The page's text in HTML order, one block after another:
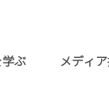
学ぶ メディ